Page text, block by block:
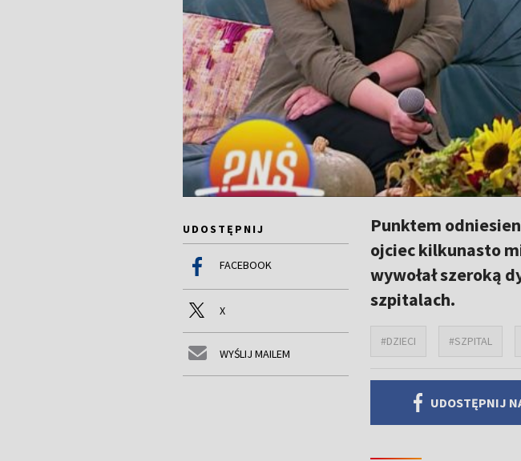
UDOSTĘPNIJ
FACEBOOK
X
WYŚLIJ MAILEM
Punktem
ojciec kilkunasto
wywołał szeroką
szpitalach.
#DZIECI #SZPITAL
UDOSTĘPNIJ